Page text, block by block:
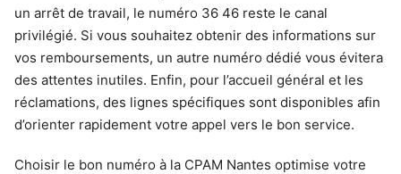
un arrêt de travail, le numéro 36 46 reste le canal
privilégié. Si vous souhaitez obtenir des informations sur
vos remboursements, un autre numéro dédié vous évitera
des attentes inutiles. Enfin, pour l’accueil général et les
réclamations, des lignes spécifiques sont disponibles afin
d’orienter rapidement votre appel vers le bon service.
Choisir le bon numéro à la CPAM Nantes optimise votre